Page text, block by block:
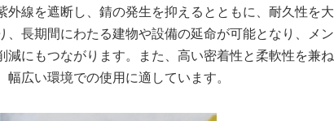
線を遮断し、錆の発生を抑えるとともに、耐久性を大
長期間にわたる建物や設備の延命が可能となり、メン
にもつながります。また、高い密着性と柔軟性を兼ね
広い環境での使用に適しています。